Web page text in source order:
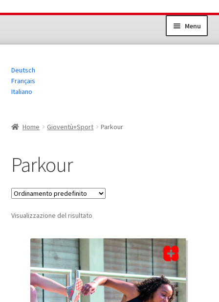
Vai
navigazione
Vai
contenuto
Menu
Gioventù+Sport
Altri prodotti
Deutsch
Français
Italiano
Home Gioventù+Sport Parkour
Parkour
Visualizzazione del risultato